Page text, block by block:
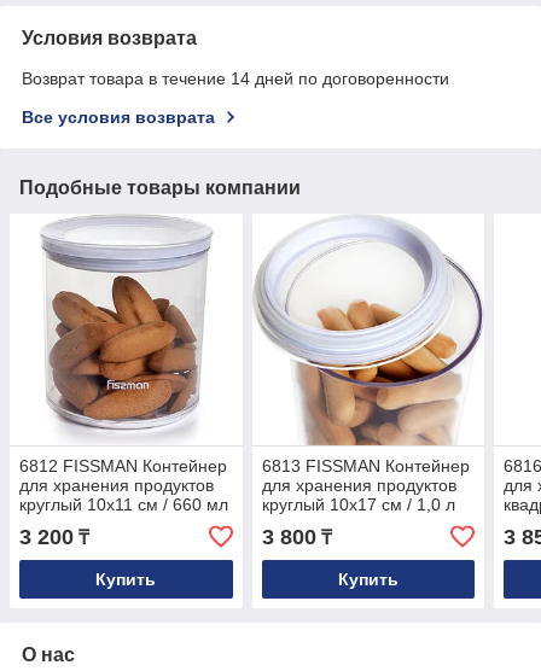
Условия возврата
Возврат товара в течение 14 дней по договоренности
Все условия возврата
Подобные товары компании
6812 FISSMAN Контейнер
для хранения продуктов
круглый 10x11 см / 660 мл
(пластик)
3 200 ₸
Купить
6813 FISSMAN Контейнер
для хранения продуктов
круглый 10x17 см / 1,0 л
(пластик)
3 800₸
Купить
для
3
О нас